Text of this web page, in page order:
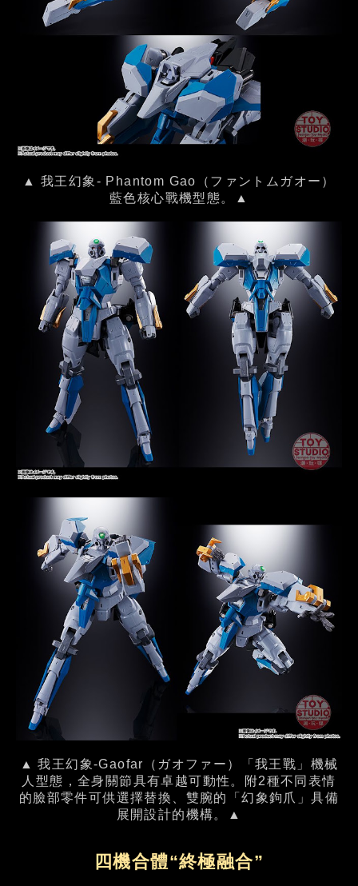
▲ 我王幻象- Phantom Gao（ファントムガオー）
藍色核心戰機型態。▲
▲ 我王幻象-Gaofar（ガオファー）「我王戰」機械
人型態，全身關節具有卓越可動性。附2種不同表情
的臉部零件可供選擇替換、雙腕的「幻象鉤爪」具備
展開設計的機構。▲
四機合體“終極融合”